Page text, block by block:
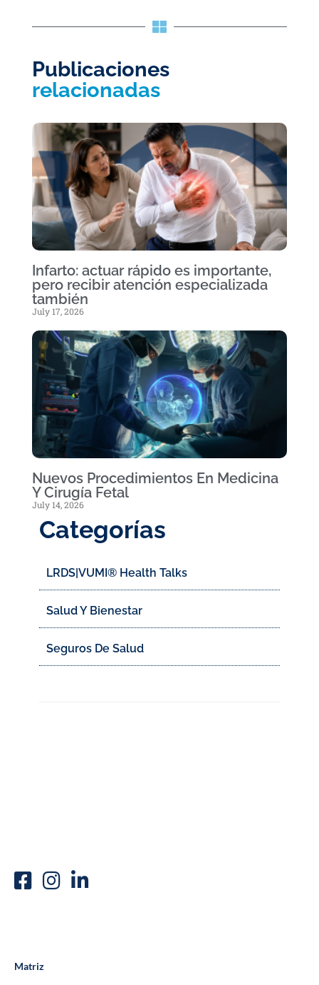
Publicaciones
relacionadas
Infarto: actuar rápido es importante,
pero recibir atención especializada
también
July 17, 2026
Nuevos Procedimientos En Medicina
Y Cirugía Fetal
July 14, 2026
Categorías
LRDS|VUMI® Health Talks
Salud Y Bienestar
Seguros De Salud
Matriz